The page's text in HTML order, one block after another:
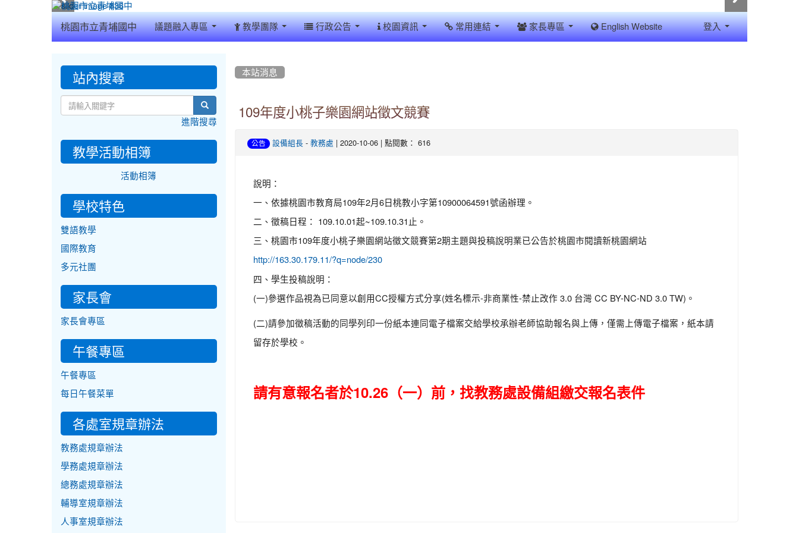
桃園市立青埔國中 議題融入專區 教學團隊 行政公告 校園資訊 常用連結 家長專區 English Website 登入
本站消息
109年度小桃子樂園網站徵文競賽
公告 設備組長- 教務處 | 2020-10-06 | 點閱數： 616
說明：
一、依據桃園市教育局109年2月6日桃教小字第10900064591號函辦理。
二、徵稿日程： 109.10.01起~109.10.31止。
三、桃園市109年度小桃子樂園網站徵文競賽第2期主題與投稿說明業已公告於桃園市閱讀新桃園網站
http://163.30.179.11/?q=node/230
四、學生投稿說明：
(一)參選作品視為已同意以創用CC授權方式分享(姓名標示-非商業性-禁止改作 3.0 台灣 CC BY-NC-ND 3.0 TW)。
(二)請參加徵稿活動的同學列印一份紙本連同電子檔案交給學校承辦老師協助報名與上傳，僅需上傳電子檔案，紙本請
留存於學校。
請有意報名者於10.26（一）前，找教務處設備組繳交報名表件
::: 站內搜尋
search
進階搜尋
教學活動相簿
活動相簿
學校特色
雙語教學
國際教育
多元社團
家長會
家長會專區
午餐專區
午餐專區
每日午餐菜單
各處室規章辦法
教務處規章辦法
學務處規章辦法
總務處規章辦法
輔導室規章辦法
人事室規章辦法